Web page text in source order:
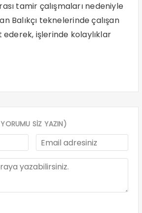
tamir çalışmaları nedeniyle
Balıkçı teknelerinde çalışan
işlerinde kolaylıklar
SİZ YAZIN)